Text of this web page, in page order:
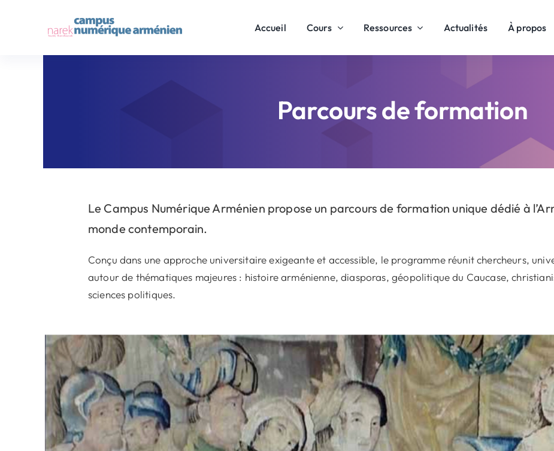
Accueil Cours Ressources Actualités À propos
Parcours de formation
Le Campus Numérique Arménien propose un parcours de formation unique dédié à
monde contemporain.
Conçu dans une approche universitaire exigeante et accessible, le programme réunit chercheurs,
autour de thématiques majeures : histoire arménienne, diasporas, géopolitique du Caucase,
sciences politiques.